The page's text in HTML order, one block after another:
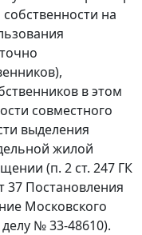
на
в этом
совместного
выделения
жилой
(п. 2 ст. 247 ГК
37 Постановления
Московского
№ 33-48610).